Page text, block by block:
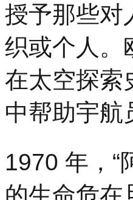
授予那些对
织或个人。
在太空探索
中帮助宇航
1970 年，“